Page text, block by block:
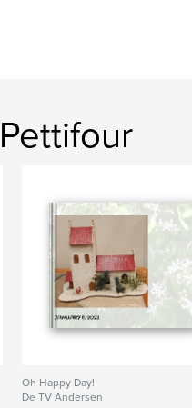
Oh Happy Day!
De TV Andersen